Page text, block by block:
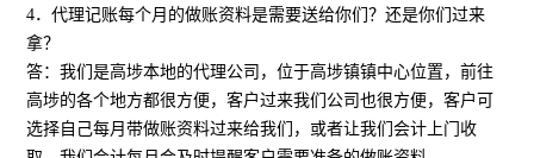
4．代理记账每个月的做账资料是需要送给你们？还是你们过来
拿？
答：我们是高埗本地的代理公司，位于高埗镇镇中心位置，前往
高埗的各个地方都很方便，客户过来我们公司也很方便，客户可
选择自己每月带做账资料过来给我们，或者让我们会计上门收